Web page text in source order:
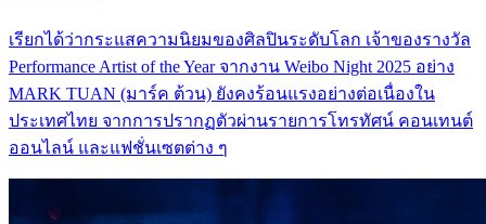
เรียกได้ว่ากระแสความนิยมของศิลปินระดับโลก เจ้าของรางวัล
Performance Artist of the Year จากงาน Weibo Night 2025 อย่าง
MARK TUAN (มาร์ค ต้วน) ยังคงร้อนแรงอย่างต่อเนื่องใน
ประเทศไทย จากการปรากฏตัวผ่านรายการโทรทัศน์ คอนเทนต์
ออนไลน์ และแฟชั่นเซตต่าง ๆ